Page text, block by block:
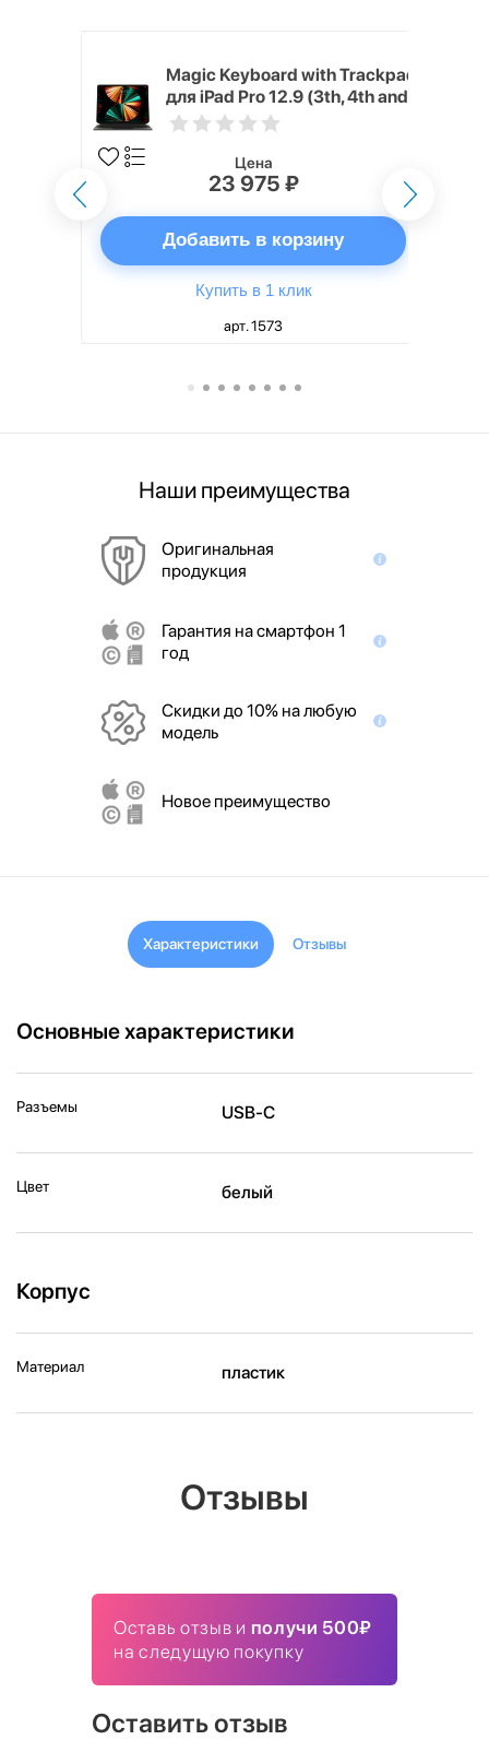
Magic Keyboard with Trackpad
для iPad Pro 12.9 (3th, 4th and
5th generation) русская,
Цена
23 975 ₽
Добавить в корзину
Купить в 1 клик
арт. 1573
Наши преимущества
Оригинальная
продукция
Гарантия на смартфон 1
год
Скидки до 10% на любую
модель
Новое преимущество
Характеристики Отзывы
Основные характеристики
Разъемы USB-C
Цвет белый
Корпус
Материал пластик
Отзывы
Оставь отзыв и получи 500₽
на следущую покупку
Оставить отзыв